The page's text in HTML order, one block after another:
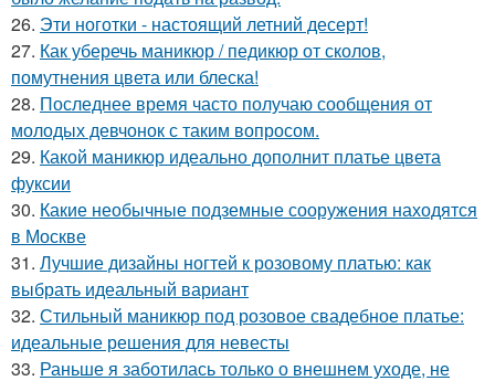
26. Эти ноготки - настоящий летний десерт!
27. Как уберечь маникюр / педикюр от сколов,
помутнения цвета или блеска!
28. Последнее время часто получаю сообщения от
молодых девчонок с таким вопросом.
29. Какой маникюр идеально дополнит платье цвета
фуксии
30. Какие необычные подземные сооружения находятся
в Москве
31. Лучшие дизайны ногтей к розовому платью: как
выбрать идеальный вариант
32. Стильный маникюр под розовое свадебное платье:
идеальные решения для невесты
33. Раньше я заботилась только о внешнем уходе, не